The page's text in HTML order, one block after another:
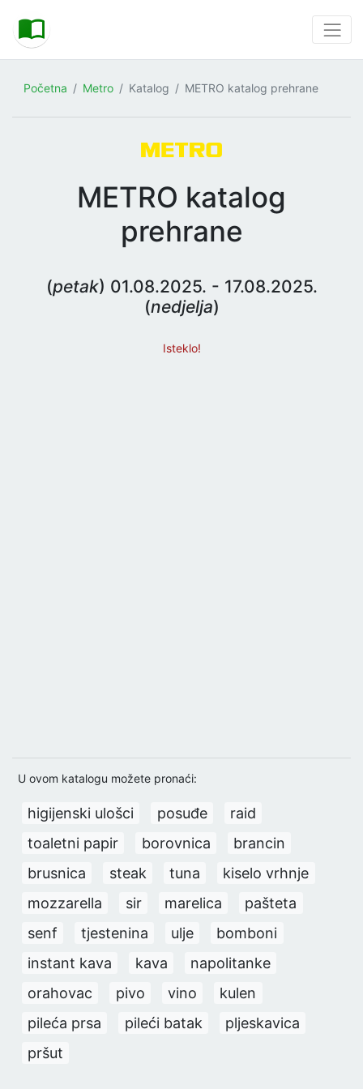
Početna Metro Katalog METRO katalog prehrane
METRO katalog
prehrane
(petak) 01.08.2025. - 17.08.2025.
(nedjelja)
Isteklo!
U ovom katalogu možete pronaći:
higijenski ulošci posuđe
raid
toaletni papir
borovnica
brancin
brusnica
steak tuna
kiselo vrhnje
mozzarella
sir marelica
pašteta
senf
tjestenina ulje
bomboni
instant kava
kava
napolitanke
orahovac
pivo vino
kulen
pileća prsa
pileći batak
pljeskavica
pršut